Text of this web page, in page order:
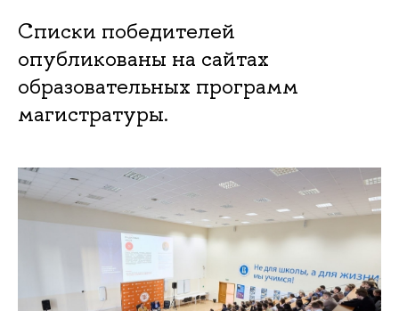
Списки победителей
опубликованы на сайтах
образовательных программ
магистратуры.